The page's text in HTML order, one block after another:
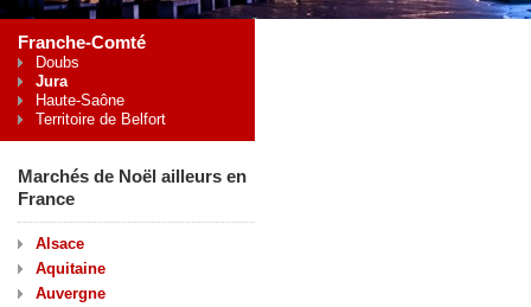
Franche-Comté
Doubs
Jura
Haute-Saône
Territoire de Belfort
Marchés de Noël ailleurs en
France
Alsace
Aquitaine
Auvergne